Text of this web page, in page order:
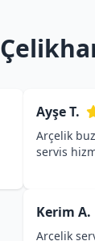
Ayşe T.
Arçelik
servis
Kerim A.
Arçelik